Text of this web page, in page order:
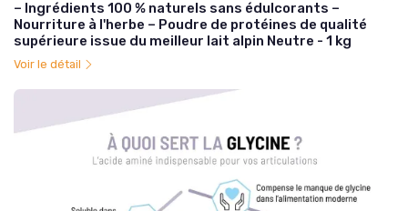
– Ingrédients 100 % naturels sans édulcorants –
Nourriture à l'herbe – Poudre de protéines de qualité
supérieure issue du meilleur lait alpin Neutre - 1 kg
Voir le détail